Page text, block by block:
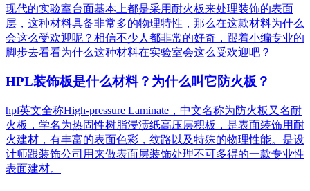
现代的实验室台面基本上都是采用耐火板来处理装饰的表面
层，这种材料具备非常多的物理特性，那么在这款材料为什么
会这么受欢迎呢？相信不少人都非常的好奇，跟着小编专业的
脚步去看看为什么这种材料在实验室会这么受欢迎吧？
HPL装饰板是什么材料？为什么叫它防火板？
hpl英文全称High-pressure Laminate，中文名称为防火板又名耐
火板，学名为热固性树脂浸渍纸高压层积板，是表面装饰用耐
火建材，有丰富的表面色彩，纹路以及特殊的物理性能。是设
计师跟装饰公司用来做表面层装饰处理不可多得的一款专业性
表面建材。